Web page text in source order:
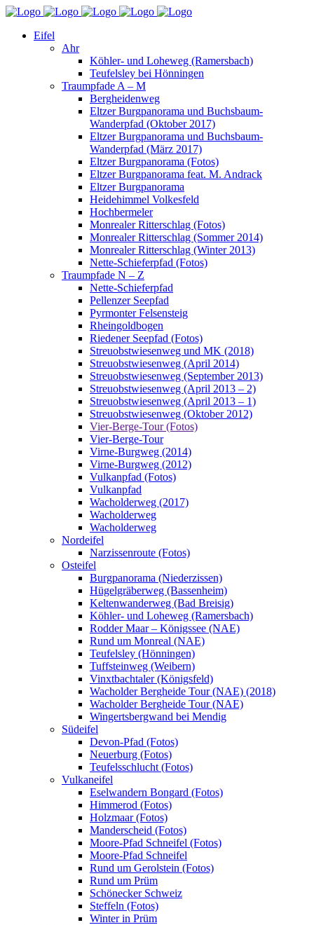
Eifel
Ahr
Köhler- und Loheweg (Ramersbach)
Teufelsley bei Hönningen
Traumpfade A – M
Bergheidenweg
Eltzer Burgpanorama und Buchsbaum-
Wanderpfad (Oktober 2017)
Eltzer Burgpanorama und Buchsbaum-
Wanderpfad (März 2017)
Eltzer Burgpanorama (Fotos)
Eltzer Burgpanorama feat. M. Andrack
Eltzer Burgpanorama
Heidehimmel Volkesfeld
Hochbermeler
Monrealer Ritterschlag (Fotos)
Monrealer Ritterschlag (Sommer 2014)
Monrealer Ritterschlag (Winter 2013)
Nette-Schieferpfad (Fotos)
Traumpfade N – Z
Nette-Schieferpfad
Pellenzer Seepfad
Pyrmonter Felsensteig
Rheingoldbogen
Riedener Seepfad (Fotos)
Streuobstwiesenweg und MK (2018)
Streuobstwiesenweg (April 2014)
Streuobstwiesenweg (September 2013)
Streuobstwiesenweg (April 2013 – 2)
Streuobstwiesenweg (April 2013 – 1)
Streuobstwiesenweg (Oktober 2012)
Vier-Berge-Tour (Fotos)
Vier-Berge-Tour
Virne-Burgweg (2014)
Virne-Burgweg (2012)
Vulkanpfad (Fotos)
Vulkanpfad
Wacholderweg (2017)
Wacholderweg
Wacholderweg
Nordeifel
Narzissenroute (Fotos)
Osteifel
Burgpanorama (Niederzissen)
Hügelgräberweg (Bassenheim)
Keltenwanderweg (Bad Breisig)
Köhler- und Loheweg (Ramersbach)
Rodder Maar – Königssee (NAE)
Rund um Monreal (NAE)
Teufelsley (Hönningen)
Tuffsteinweg (Weibern)
Vinxtbachtaler (Königsfeld)
Wacholder Bergheide Tour (NAE) (2018)
Wacholder Bergheide Tour (NAE)
Wingertsbergwand bei Mendig
Südeifel
Devon-Pfad (Fotos)
Neuerburg (Fotos)
Teufelsschlucht (Fotos)
Vulkaneifel
Eselwandern Bongard (Fotos)
Himmerod (Fotos)
Holzmaar (Fotos)
Manderscheid (Fotos)
Moore-Pfad Schneifel (Fotos)
Moore-Pfad Schneifel
Rund um Gerolstein (Fotos)
Rund um Prüm
Schönecker Schweiz
Steffeln (Fotos)
Winter in Prüm